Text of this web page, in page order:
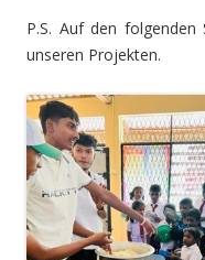
P.S. Auf den
unseren Projekten.